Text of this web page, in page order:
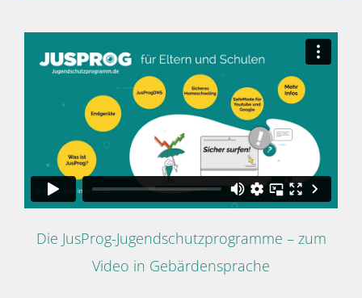
Die JusProg-Jugendschutzprogramme – zum
Video in Gebärdensprache